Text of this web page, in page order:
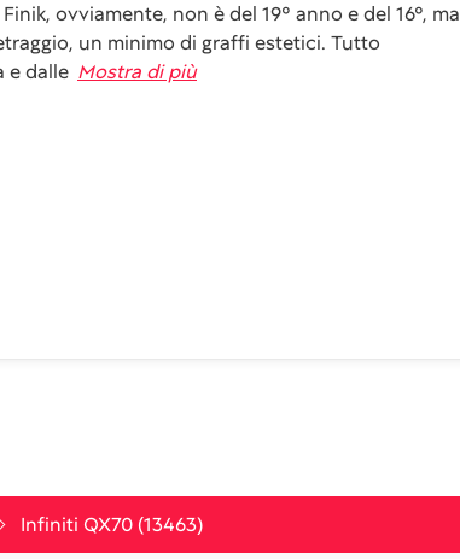
ovviamente, non è del 19° anno e del 16°, ma
un minimo di graffi estetici. Tutto
e dalle Mostra di più
Infiniti QX70 (13463)